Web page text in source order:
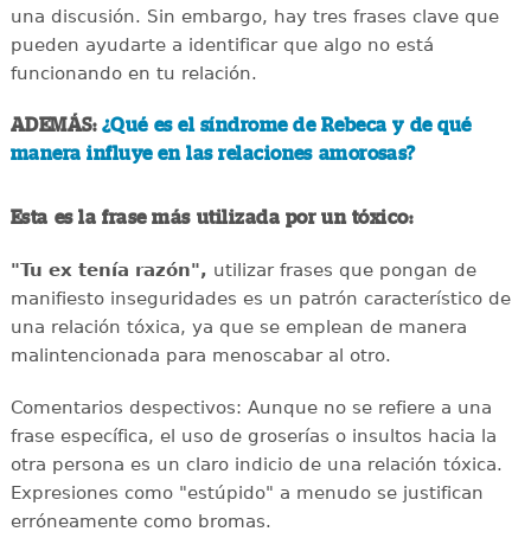
una discusión. Sin embargo, hay tres frases clave que
pueden ayudarte a identificar que algo no está
funcionando en tu relación.
ADEMÁS: ¿Qué es el síndrome de Rebeca y de qué
manera influye en las relaciones amorosas?
Esta es la frase más utilizada por un tóxico:
"Tu ex tenía razón", utilizar frases que pongan de
manifiesto inseguridades es un patrón característico de
una relación tóxica, ya que se emplean de manera
malintencionada para menoscabar al otro.
Comentarios despectivos: Aunque no se refiere a una
frase específica, el uso de groserías o insultos hacia la
otra persona es un claro indicio de una relación tóxica.
Expresiones como "estúpido" a menudo se justifican
erróneamente como bromas.